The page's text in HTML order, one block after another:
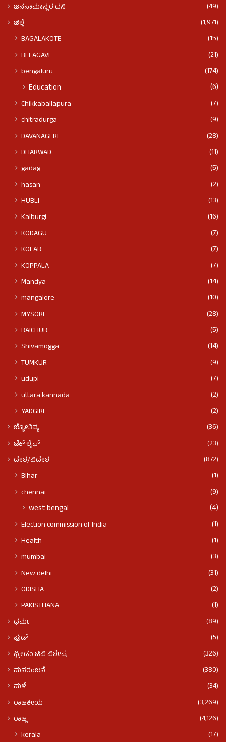
ಜನಸಾಮಾನ್ಯರ ದನಿ
(49)
ಜಿಲ್ಲೆ
(1,971)
BAGALAKOTE
(15)
BELAGAVI
(21)
bengaluru
(174)
Education (6)
Chikkaballapura
(7)
chitradurga
(9)
DAVANAGERE
(28)
DHARWAD
(11)
gadag
(5)
hasan
(2)
HUBLI
(13)
Kalburgi
(16)
KODAGU
(7)
KOLAR
(7)
KOPPALA
(7)
Mandya
(14)
mangalore
(10)
MYSORE
(28)
RAICHUR
(5)
Shivamogga
(14)
TUMKUR
(9)
udupi
(7)
uttara kannada
(2)
YADGIRI
(2)
ಜ್ಯೋತಿಷ್ಯ
(36)
ಟೆಕ್ ಲೈಫ್
(23)
ದೇಶ/ವಿದೇಶ
(872)
BIhar
(1)
chennai
(9)
west bengal (4)
Election commission of India
(1)
Health
(1)
mumbai
(3)
New delhi
(31)
ODISHA
(2)
PAKISTHANA
(1)
ಧರ್ಮ
(89)
ಫುಡ್​​
(5)
ಫ್ರೀಡಂ ಟಿವಿ ವಿಶೇಷ
(326)
ಮನರಂಜನೆ
(380)
ಮಳೆ
(34)
ರಾಜಕೀಯ
(3,269)
ರಾಜ್ಯ
(4,126)
kerala (17)